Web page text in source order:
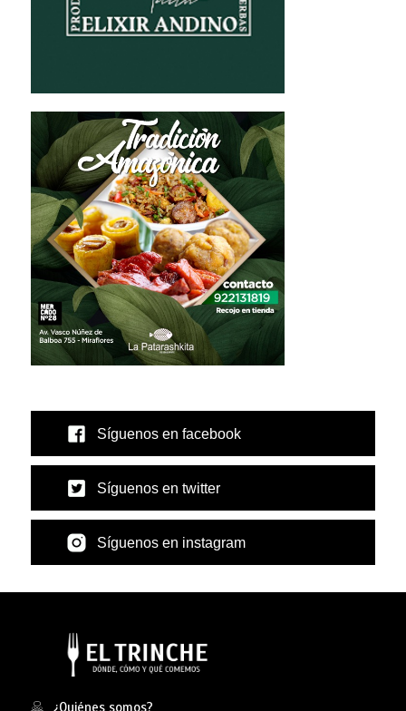
Síguenos en facebook
Síguenos en twitter
Síguenos en instagram
¿Quiénes somos?